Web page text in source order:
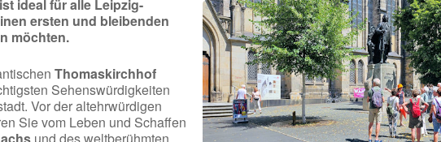
ideal für alle Leipzig-
ersten und bleibenden
möchten.
Thomaskirchhof
Sehenswürdigkeiten
Vor der altehrwürdigen
Sie vom Leben und Schaffen
und des weltberühmten